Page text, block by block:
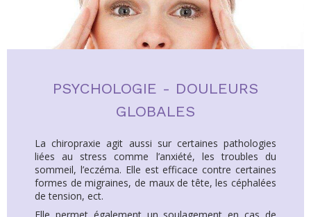
PSYCHOLOGIE - DOULEURS
GLOBALES
La chiropraxie agit aussi sur certaines pathologies
liées au stress comme l’anxiété, les troubles du
sommeil, l’eczéma. Elle est efficace contre certaines
formes de migraines, de maux de tête, les céphalées
de tension, ect.